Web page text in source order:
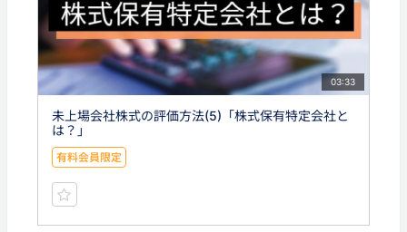
03:33
未上場会社株式の評価方法(5)「株式保有特定会社と
は？」
有料会員限定